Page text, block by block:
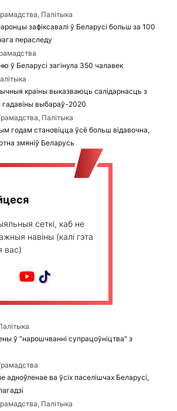
Палітыка
зафіксавалі ў Беларусі больш за 100
пераследу
ў Беларусі загінула 350 чалавек
краіны выказваюць салідарнасць з
гадавіны выбараў-2020
Палітыка
годам становіцца ўсё больш відавочна,
змяніў Беларусь
сеткі, каб не
навіны (калі гэта
вас)
ў "нарошчванні супрацоўніцтва" з
адноўленае ва ўсіх паселішчах Беларусі,
Палітыка